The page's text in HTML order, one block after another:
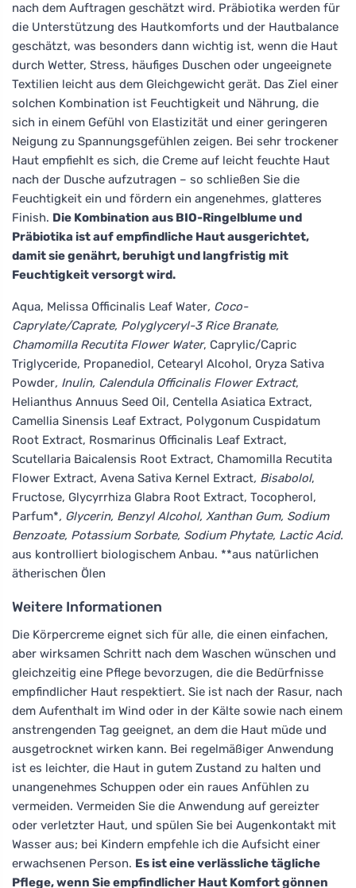
nach dem Auftragen geschätzt wird. Präbiotika werden für
die Unterstützung des Hautkomforts und der Hautbalance
geschätzt, was besonders dann wichtig ist, wenn die Haut
durch Wetter, Stress, häufiges Duschen oder ungeeignete
Textilien leicht aus dem Gleichgewicht gerät. Das Ziel einer
solchen Kombination ist Feuchtigkeit und Nährung, die
sich in einem Gefühl von Elastizität und einer geringeren
Neigung zu Spannungsgefühlen zeigen. Bei sehr trockener
Haut empfiehlt es sich, die Creme auf leicht feuchte Haut
nach der Dusche aufzutragen – so schließen Sie die
Feuchtigkeit ein und fördern ein angenehmes, glatteres
Finish. Die Kombination aus BIO-Ringelblume und
Präbiotika ist auf empfindliche Haut ausgerichtet,
damit sie genährt, beruhigt und langfristig mit
Feuchtigkeit versorgt wird.
Aqua, Melissa Officinalis Leaf Water, Coco-
Caprylate/Caprate, Polyglyceryl-3 Rice Branate,
Chamomilla Recutita Flower Water, Caprylic/Capric
Triglyceride, Propanediol, Cetearyl Alcohol, Oryza Sativa
Powder, Inulin, Calendula Officinalis Flower Extract,
Helianthus Annuus Seed Oil, Centella Asiatica Extract,
Camellia Sinensis Leaf Extract, Polygonum Cuspidatum
Root Extract, Rosmarinus Officinalis Leaf Extract,
Scutellaria Baicalensis Root Extract, Chamomilla Recutita
Flower Extract, Avena Sativa Kernel Extract, Bisabolol,
Fructose, Glycyrrhiza Glabra Root Extract, Tocopherol,
Parfum*, Glycerin, Benzyl Alcohol, Xanthan Gum, Sodium
Benzoate, Potassium Sorbate, Sodium Phytate, Lactic Acid.
aus kontrolliert biologischem Anbau. **aus natürlichen
ätherischen Ölen
Weitere Informationen
Die Körpercreme eignet sich für alle, die einen einfachen,
aber wirksamen Schritt nach dem Waschen wünschen und
gleichzeitig eine Pflege bevorzugen, die die Bedürfnisse
empfindlicher Haut respektiert. Sie ist nach der Rasur, nach
dem Aufenthalt im Wind oder in der Kälte sowie nach einem
anstrengenden Tag geeignet, an dem die Haut müde und
ausgetrocknet wirken kann. Bei regelmäßiger Anwendung
ist es leichter, die Haut in gutem Zustand zu halten und
unangenehmes Schuppen oder ein raues Anfühlen zu
vermeiden. Vermeiden Sie die Anwendung auf gereizter
oder verletzter Haut, und spülen Sie bei Augenkontakt mit
Wasser aus; bei Kindern empfehle ich die Aufsicht einer
erwachsenen Person. Es ist eine verlässliche tägliche
Pflege, wenn Sie empfindlicher Haut Komfort gönnen